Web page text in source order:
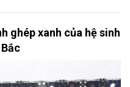
ghép xanh của hệ sinh